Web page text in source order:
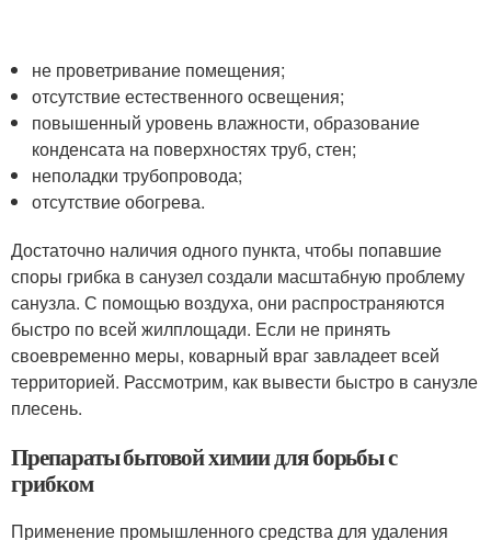
не проветривание помещения;
отсутствие естественного освещения;
повышенный уровень влажности, образование
конденсата на поверхностях труб, стен;
неполадки трубопровода;
отсутствие обогрева.
Достаточно наличия одного пункта, чтобы попавшие
споры грибка в санузел создали масштабную проблему
санузла. С помощью воздуха, они распространяются
быстро по всей жилплощади. Если не принять
своевременно меры, коварный враг завладеет всей
территорией. Рассмотрим, как вывести быстро в санузле
плесень.
Препараты бытовой химии для борьбы с
грибком
Применение промышленного средства для удаления